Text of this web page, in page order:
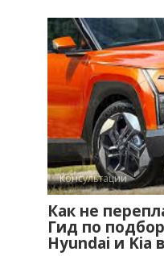
Консультации
Как не
Гид по
Hyundai и Kia